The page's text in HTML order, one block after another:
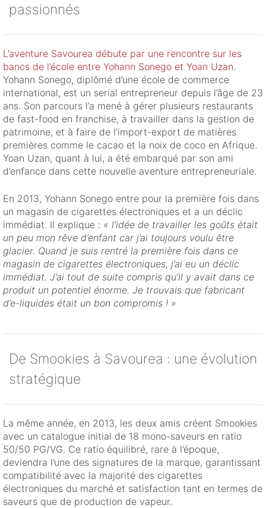
passionnés
L’aventure Savourea débute par une rencontre sur les
bancs de l’école entre Yohann Sonego et Yoan Uzan.
Yohann Sonego, diplômé d’une école de commerce
international, est un serial entrepreneur depuis l’âge de 23
ans. Son parcours l’a mené à gérer plusieurs restaurants
de fast-food en franchise, à travailler dans la gestion de
patrimoine, et à faire de l’import-export de matières
premières comme le cacao et la noix de coco en Afrique.
Yoan Uzan, quant à lui, a été embarqué par son ami
d’enfance dans cette nouvelle aventure entrepreneuriale.
En 2013, Yohann Sonego entre pour la première fois dans
un magasin de cigarettes électroniques et a un déclic
immédiat. Il explique : « l’idée de travailler les goûts était
un peu mon rêve d’enfant car j’ai toujours voulu être
glacier. Quand je suis rentré la première fois dans ce
magasin de cigarettes électroniques, j’ai eu un déclic
immédiat. J’ai tout de suite compris qu’il y avait dans ce
produit un potentiel énorme. Je trouvais que fabricant
d’e-liquides était un bon compromis ! »
De Smookies à Savourea : une évolution
stratégique
La même année, en 2013, les deux amis créent Smookies
avec un catalogue initial de 18 mono-saveurs en ratio
50/50 PG/VG. Ce ratio équilibré, rare à l’époque,
deviendra l’une des signatures de la marque, garantissant
compatibilité avec la majorité des cigarettes
électroniques du marché et satisfaction tant en termes de
saveurs que de production de vapeur.